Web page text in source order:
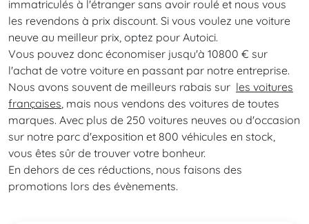
immatriculés à l'étranger sans avoir roulé et nous vous
les revendons à prix discount. Si vous voulez une voiture
neuve au meilleur prix, optez pour Autoici.
Vous pouvez donc économiser jusqu'à 10800 € sur
l'achat de votre voiture en passant par notre entreprise.
Nous avons souvent de meilleurs rabais sur les voitures
françaises, mais nous vendons des voitures de toutes
marques. Avec plus de 250 voitures neuves ou d'occasion
sur notre parc d'exposition et 800 véhicules en stock,
vous êtes sûr de trouver votre bonheur.
En dehors de ces réductions, nous faisons des
promotions lors des évènements.